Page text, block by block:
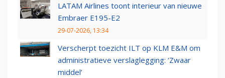
LATAM Airlines toont interieur van nieuwe
Embraer E195-E2
29-07-2026, 13:34
Verscherpt toezicht ILT op KLM E&M om
administratieve verslaglegging: ‘Zwaar
middel’